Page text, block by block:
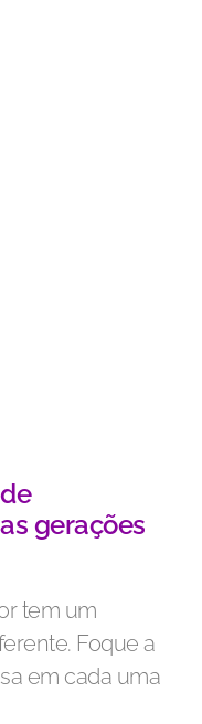
gerações
tem um
Foque a
em cada uma